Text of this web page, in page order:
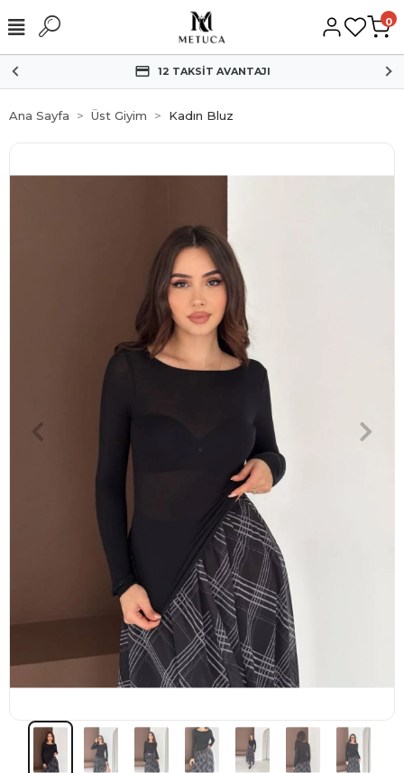
0
HIZLI KARGO
Ana Sayfa Üst Giyim Kadın Bluz